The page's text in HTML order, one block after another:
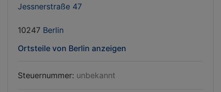
Jessnerstraße 47
10247 Berlin
Ortsteile von Berlin anzeigen
Steuernummer: unbekannt